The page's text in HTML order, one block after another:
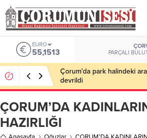
EURO
55,1513 PARÇALI
Çorum’da park halindeki
devrildi
ÇORUM’DA
HAZIRLIĞI